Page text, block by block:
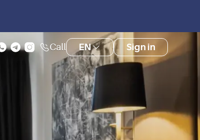
Call EN Sign in